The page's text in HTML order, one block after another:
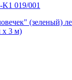
019/001
(зеленый)
х 3 м)